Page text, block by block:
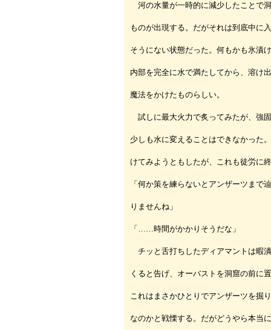
河の水量が一時的に減少したことで
ものが出現する。だがそれは到底中に
そうにない状態だった。何もかも氷漬
内部を完全に水で満たしてから、溶け
魔法をかけたものらしい。
試しに最大火力で炙ってみたが、強
少しも水に変えることはできなかった
けてみようともしたが、これも徒労に
「何か策を練らないとアンザーツまで
りませんね」
「……時間がかかりそうだな」
チッと舌打ちしたディアマントは暇
くると告げ、オーバストを洞窟の前に
これはまさかひとりでアンザーツを掘
なのかと戦慄する。だがどうやら本当